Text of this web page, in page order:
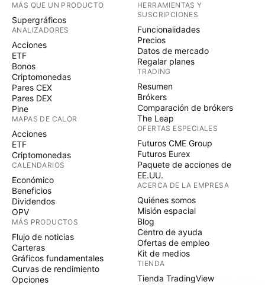
MÁS QUE UN PRODUCTO
Supergráficos
ANALIZADORES
Acciones
ETF
Bonos
Criptomonedas
Pares CEX
Pares DEX
Pine
MAPAS DE CALOR
Acciones
ETF
Criptomonedas
CALENDARIOS
Económico
Beneficios
Dividendos
OPV
MÁS PRODUCTOS
Flujo de noticias
Carteras
Gráficos fundamentales
Curvas de rendimiento
Opciones
HERRAMIENTAS Y
SUSCRIPCIONES
Funcionalidades
Precios
Datos de mercado
Regalar planes
TRADING
Resumen
Brókers
Comparación de brókers
The Leap
OFERTAS ESPECIALES
Futuros CME Group
Futuros Eurex
Paquete de acciones de
EE.UU.
ACERCA DE LA EMPRESA
Quiénes somos
Misión espacial
Blog
Centro de ayuda
Ofertas de empleo
Kit de medios
TIENDA
Tienda TradingView